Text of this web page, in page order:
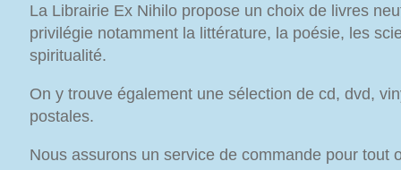
La Librairie Ex Nihilo propose un choix de livres
privilégie notamment la littérature, la poésie, les
spiritualité.
On y trouve également une sélection de cd, dvd,
postales.
Nous assurons un service de commande pour tout